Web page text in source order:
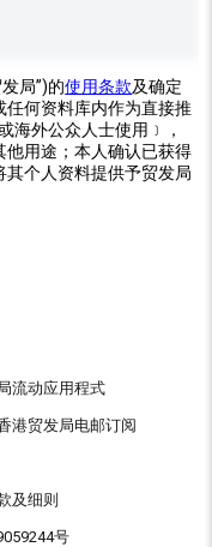
局”)的使用条款及确定
何资料库内作为直接推
海外公众人士使用﹞，
他用途；本人确认已获得
个人资料提供予贸发局
流动应用程式
港贸发局电邮订阅
及细则
号